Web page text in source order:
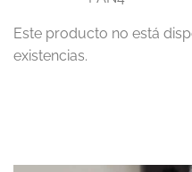
Este producto no está
existencias.